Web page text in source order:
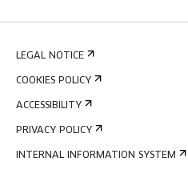
LEGAL NOTICE
COOKIES POLICY
ACCESSIBILITY
PRIVACY POLICY
INTERNAL INFORMATION SYSTEM